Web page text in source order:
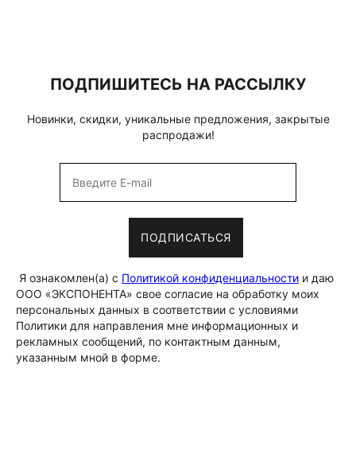
ПОДПИШИТЕСЬ НА РАССЫЛКУ
Новинки, скидки, уникальные предложения, закрытые
распродажи!
ПОДПИСАТЬСЯ
Я ознакомлен(а) с Политикой конфиденциальности и даю
ООО «ЭКСПОНЕНТА» свое согласие на обработку моих
персональных данных в соответствии с условиями
Политики для направления мне информационных и
рекламных сообщений, по контактным данным,
указанным мной в форме.